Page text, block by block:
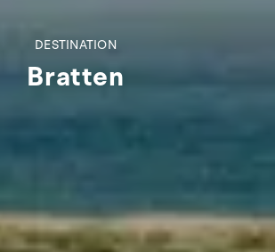
DESTINATION
Bratten